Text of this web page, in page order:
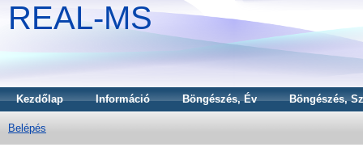
REAL-MS
Kezdőlap Információ Böngészés, Év Böngészés,
Belépés